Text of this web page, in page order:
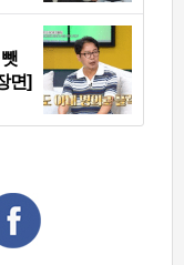
면]